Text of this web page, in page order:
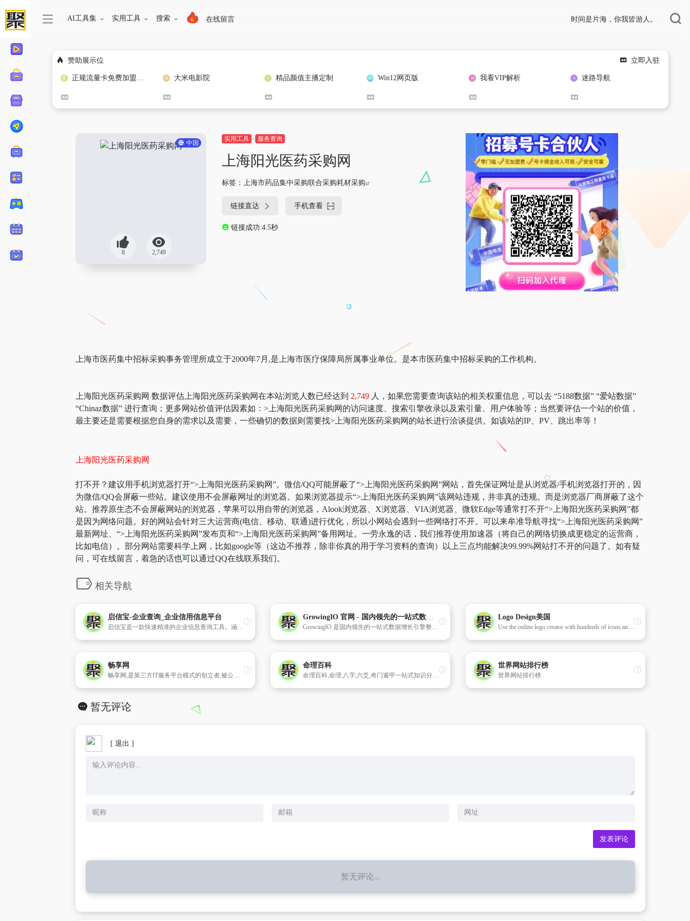
AI工具集 实用工具 搜索 在线留言 时间是片海，你我皆游人。
赞助展示位 立即入驻
正规流量卡免费加盟合作 大米电影院 精品颜值主播定制 Win12网页版 我看VIP解析 迷路导航
中国
8 2,749
实用工具 服务查询
上海阳光医药采购网
标签： 上海市药品集中采购联合采购耗材采购
链接直达 手机查看
链接成功:4.5秒
上海市医药集中招标采购事务管理所成立于2000年7月,是上海市医疗保障局所属事业单位。是本市医药集中招标采购的工作机构。
上海阳光医药采购网 数据评估上海阳光医药采购网在本站浏览人数已经达到 2,749 人，如果您需要查询该站的相关权重信息，可以去 “5188数据” “爱站数据”
“Chinaz数据” 进行查询；更多网站价值评估因素如：>上海阳光医药采购网的访问速度、搜索引擎收录以及索引量、用户体验等；当然要评估一个站的价值，
最主要还是需要根据您自身的需求以及需要，一些确切的数据则需要找>上海阳光医药采购网的站长进行洽谈提供。如该站的IP、PV、跳出率等！
上海阳光医药采购网
打不开？建议用手机浏览器打开“>上海阳光医药采购网”。微信/QQ可能屏蔽了“>上海阳光医药采购网”网站，首先保证网址是从浏览器/手机浏览器打开的，因
为微信/QQ会屏蔽一些站。建议使用不会屏蔽网址的浏览器。如果浏览器提示“>上海阳光医药采购网”该网站违规，并非真的违规。而是浏览器厂商屏蔽了这个
站。推荐原生态不会屏蔽网站的浏览器，苹果可以用自带的浏览器，Alook浏览器、X浏览器、VIA浏览器、微软Edge等通常打不开“>上海阳光医药采购网”都
是因为网络问题。好的网站会针对三大运营商(电信、移动、联通)进行优化，所以小网站会遇到一些网络打不开。可以来牟准导航寻找“>上海阳光医药采购网”
最新网址、“>上海阳光医药采购网”发布页和“>上海阳光医药采购网”备用网址。一劳永逸的话，我们推荐使用加速器（将自己的网络切换成更稳定的运营商，
比如电信）。部分网站需要科学上网，比如google等（这边不推荐，除非你真的用于学习资料的查询）以上三点均能解决99.99%网站打不开的问题了。如有疑
问，可在线留言，着急的话也可以通过QQ在线联系我们。
相关导航
启信宝-企业查询_企业信用信息平台
启信宝是一款快速精准的企业信息查询工具。涵盖工商信息、司法诉讼、知识产权、股权结构等多维度信息,帮助用户快速了解合作公司,预防潜在风险,获得商机,为客户提供决策支持。
GrowingIO 官网 - 国内领先的一站式数据增长引擎整体方案服务商
GrowingIO 是国内领先的一站式数据增长引擎整体方案服务商,以数据智能分析为核心,通过构建客户数据平台,打造增长营销闭环,帮助企业提升数据驱动能力,赋能商业决策、实现业务增长。
Logo Design美国
Use the online logo creator with hundreds of icons and fonts. Save & download a custom logo for your business. Tools that make it easy to design a logo!More logos are created at LogoGarden than anywhere else on earth. Over 2 Million entrepreneurs and startups have made custom, professional-looking logos in minutes at LogoGarden.com since 2011. Other products offered include business cards, web sites, stationary, and a variety of promotional products.
畅享网
畅享网,是第三方IT服务平台模式的创立者,被公认为企业级信息技术领域最具影响力的第三方IT服务平台,截止2013年底,畅享网拥有400余万实名制 的注册用户及近2000家经认证的IT厂商,帮助管理人加速职业发展,提供信息化规划、IT总包、供应商选型、IT监理、开发维护外包、评估维权等服 务,为IT厂商提供高价值的企业客户,从而降低IT交易的成本,促进多方共赢,推动我国信息化的发展。畅享网是上海市“专精特新”企业、软件企业、上海市和浦东新区的中小企业公共服务机构,曾多次获得市级及以上的资金支持及“优秀网站”、“隐形冠军”、“创新企业”等荣誉称号。
命理百科
命理百科,命理,八字,六爻,奇门遁甲一站式知识分享平台
世界网站排行榜
世界网站排行榜
暂无评论
[ 退出 ]
暂无评论...